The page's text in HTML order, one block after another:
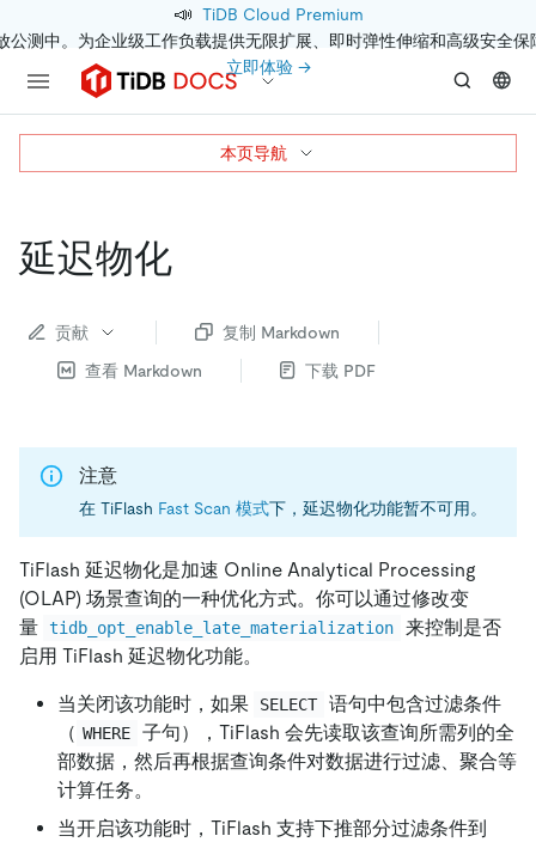
📣 TiDB Cloud Premium
公测中。为企业级工作负载提供无限扩展、即时弹性伸缩和高级安全保
立即体验 →
延迟物化
贡献
复制 Markdown
查看 Markdown
下载 PDF
注意
在 TiFlash Fast Scan 模式下，延迟物化功能暂不可用。
TiFlash 延迟物化是加速 Online Analytical Processing
(OLAP) 场景查询的一种优化方式。你可以通过修改变
量 tidb_opt_enable_late_materialization
来控制是否
启用 TiFlash 延迟物化功能。
当关闭该功能时，如果 SELECT 语句中包含过滤条件
（ WHERE
子句），TiFlash 会先读取该查询所需列的全
部数据，然后再根据查询条件对数据进行过滤、聚合等
计算任务。
当开启该功能时，TiFlash 支持下推部分过滤条件到
本页导航